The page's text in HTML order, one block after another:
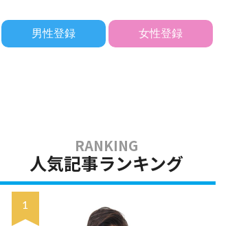
男性登録 女性登録
人気記事ランキング